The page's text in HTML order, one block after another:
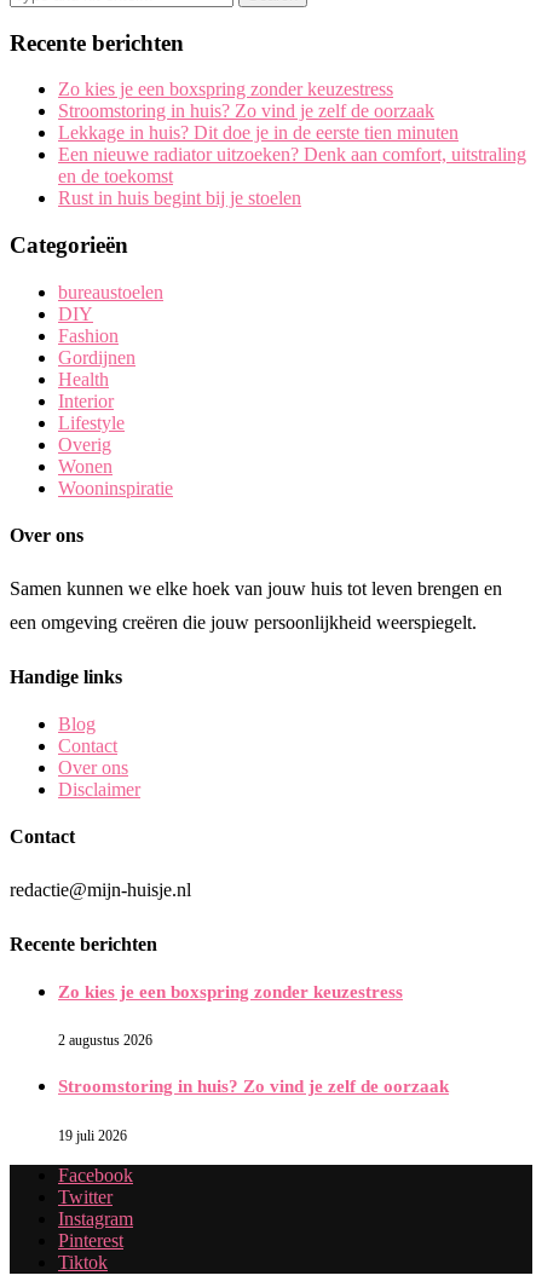
Recente berichten
Zo kies je een boxspring zonder keuzestress
Stroomstoring in huis? Zo vind je zelf de oorzaak
Lekkage in huis? Dit doe je in de eerste tien minuten
Een nieuwe radiator uitzoeken? Denk aan comfort, uitstraling
en de toekomst
Rust in huis begint bij je stoelen
Categorieën
bureaustoelen
DIY
Fashion
Gordijnen
Health
Interior
Lifestyle
Overig
Wonen
Wooninspiratie
Over ons
Samen kunnen we elke hoek van jouw huis tot leven brengen en
een omgeving creëren die jouw persoonlijkheid weerspiegelt.
Handige links
Blog
Contact
Over ons
Disclaimer
Contact
redactie@mijn-huisje.nl
Recente berichten
Zo kies je een boxspring zonder keuzestress
2 augustus 2026
Stroomstoring in huis? Zo vind je zelf de oorzaak
19 juli 2026
Facebook
Twitter
Instagram
Pinterest
Tiktok